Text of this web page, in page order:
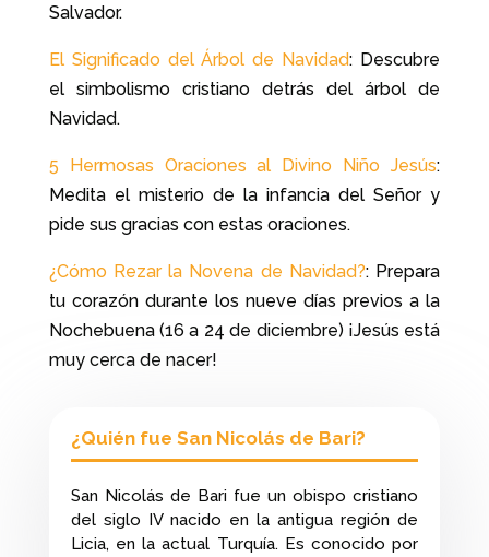
Salvador.
El Significado del Árbol de Navidad: Descubre
el simbolismo cristiano detrás del árbol de
Navidad.
5 Hermosas Oraciones al Divino Niño Jesús:
Medita el misterio de la infancia del Señor y
pide sus gracias con estas oraciones.
¿Cómo Rezar la Novena de Navidad?: Prepara
tu corazón durante los nueve días previos a la
Nochebuena (16 a 24 de diciembre) ¡Jesús está
muy cerca de nacer!
¿Quién fue San Nicolás de Bari?
San Nicolás de Bari fue un obispo cristiano
del siglo IV nacido en la antigua región de
Licia, en la actual Turquía. Es conocido por